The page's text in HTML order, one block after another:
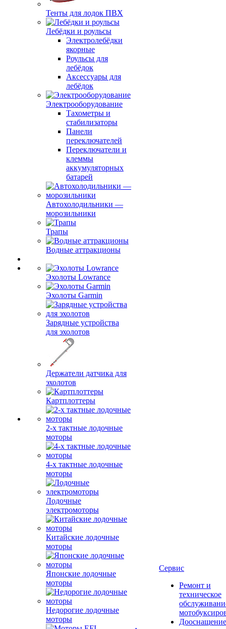
Тенты для лодок ПВХ
Лебёдки и роульсы
Электролебёдки
якорные
Роульсы для
лебёдок
Аксессуары для
лебёдок
Электрооборудование
Тахометры и
стабилизаторы
Панели
переключателей
Переключатели и
клеммы
аккумуляторных
батарей
Автохолодильники —
морозильники
Трапы
Водные аттракционы
Эхолоты Lowrance
Эхолоты Garmin
Зарядные устройства
для эхолотов
Держатели датчика для
эхолотов
Картплоттеры
2-х тактные лодочные
моторы
4-х тактные лодочные
моторы
Лодочные
электромоторы
Китайские лодочные
моторы
Японские лодочные
моторы
Недорогие лодочные
моторы
Сервис
Ремонт и
техническое